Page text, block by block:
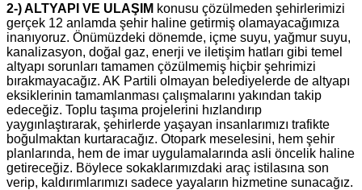
2-) ALTYAPI VE ULAŞIM konusu çözülmeden şehirlerimizi
gerçek 12 anlamda şehir haline getirmiş olamayacağımıza
inanıyoruz. Önümüzdeki dönemde, içme suyu, yağmur suyu,
kanalizasyon, doğal gaz, enerji ve iletişim hatları gibi temel
altyapı sorunları tamamen çözülmemiş hiçbir şehrimizi
bırakmayacağız. AK Partili olmayan belediyelerde de altyapı
eksiklerinin tamamlanması çalışmalarını yakından takip
edeceğiz. Toplu taşıma projelerini hızlandırıp
yaygınlaştırarak, şehirlerde yaşayan insanlarımızı trafikte
boğulmaktan kurtaracağız. Otopark meselesini, hem şehir
planlarında, hem de imar uygulamalarında asli öncelik haline
getireceğiz. Böylece sokaklarımızdaki araç istilasına son
verip, kaldırımlarımızı sadece yayaların hizmetine sunacağız.